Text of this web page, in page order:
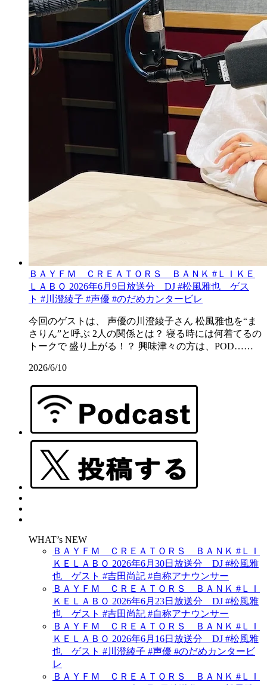
ＢＡＹＦＭ ＣＲＥＡＴＯＲＳ ＢＡＮＫ #ＬＩＫＥ
ＬＡＢＯ 2026年6月9日放送分 DJ #松風雅也 ゲス
ト #川澄綾子 #声優 #のだめカンタービレ
今回のゲストは、 声優の川澄綾子さん 松風雅也を“ま
さりん”と呼ぶ 2人の関係とは？ 寝る時には何着てるの
トークで 盛り上がる！？ 興味津々の方は、POD……
2026/6/10
WHAT’s NEW
ＢＡＹＦＭ ＣＲＥＡＴＯＲＳ ＢＡＮＫ #ＬＩ
ＫＥＬＡＢＯ 2026年6月30日放送分 DJ #松風雅
也 ゲスト #吉田尚記 #自称アナウンサー
ＢＡＹＦＭ ＣＲＥＡＴＯＲＳ ＢＡＮＫ #ＬＩ
ＫＥＬＡＢＯ 2026年6月23日放送分 DJ #松風雅
也 ゲスト #吉田尚記 #自称アナウンサー
ＢＡＹＦＭ ＣＲＥＡＴＯＲＳ ＢＡＮＫ #ＬＩ
ＫＥＬＡＢＯ 2026年6月16日放送分 DJ #松風雅
也 ゲスト #川澄綾子 #声優 #のだめカンタービ
レ
ＢＡＹＦＭ ＣＲＥＡＴＯＲＳ ＢＡＮＫ #ＬＩ